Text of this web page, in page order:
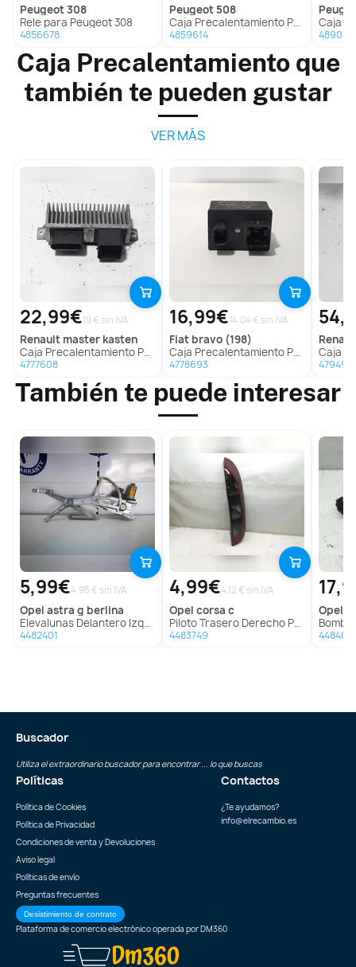
peugeot308
Rele para Peugeot 308
4856678
peugeot 508
Caja Precalentamiento Para Peugeot 508
4859614
Caja
Caja Precalentamiento que
también te pueden gustar
VER MÁS
22,99€19 € sin IVA
renault master kasten
Caja Precalentamiento Para Renault Master Kasten
4777608
16,99€14.04 € sin IVA
fiat bravo (198)
Caja Precalentamiento Para Fiat Bravo
4778693
Caja
También te puede interesar
5,99€4.95 € sin IVA
opel astra g berlina
Elevalunas Delantero Izquierdo Para Opel Astra G Berlina
4482401
4,99€4.12 € sin IVA
opel corsa c
Piloto Trasero Derecho Para Opel Corsa C
4483749
opel
Bomba
Buscador
Utiliza el extraordinario buscador para encontrar ... lo que buscas
Políticas
Política de Cookies
Política de Privacidad
Condiciones de venta y Devoluciones
Aviso legal
Políticas de envío
Preguntas frecuentes
Desistimiento de contrato
Contactos
¿Te ayudamos?
info@elrecambio.es
Plataforma de comercio electrónico operada porDM360